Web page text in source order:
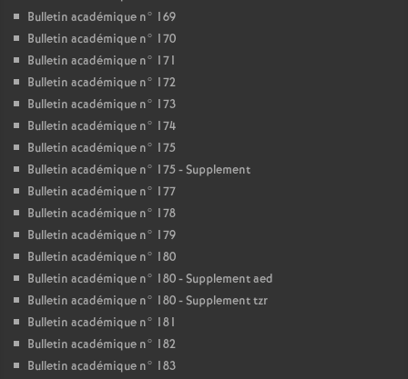
Bulletin académique n° 169
Bulletin académique n° 170
Bulletin académique n° 171
Bulletin académique n° 172
Bulletin académique n° 173
Bulletin académique n° 174
Bulletin académique n° 175
Bulletin académique n° 175 - Supplement
Bulletin académique n° 177
Bulletin académique n° 178
Bulletin académique n° 179
Bulletin académique n° 180
Bulletin académique n° 180 - Supplement aed
Bulletin académique n° 180 - Supplement tzr
Bulletin académique n° 181
Bulletin académique n° 182
Bulletin académique n° 183